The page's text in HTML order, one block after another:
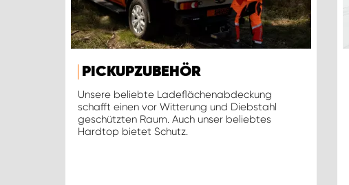
PICKUPZUBEHÖR
Unsere beliebte Ladeflächenabdeckung
schafft einen vor Witterung und Diebstahl
geschützten Raum. Auch unser beliebtes
Hardtop bietet Schutz.